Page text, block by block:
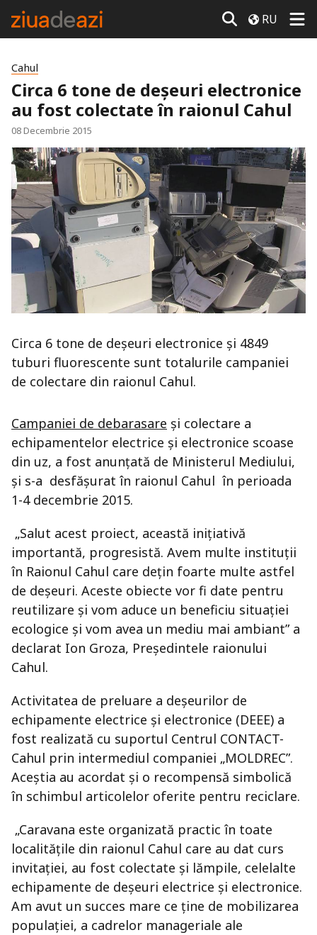
RU
Cahul
Circa 6 tone de deşeuri electronice
au fost colectate în raionul Cahul
08 Decembrie 2015
Circa 6 tone de deşeuri electronice și 4849
tuburi fluorescente sunt totalurile campaniei
de colectare din raionul Cahul.
Campaniei de debarasare și colectare a
echipamentelor electrice și electronice scoase
din uz, a fost anunţată de Ministerul Mediului,
şi s-a desfășurat în raionul Cahul în perioada
1-4 decembrie 2015.
„Salut acest proiect, această iniţiativă
importantă, progresistă. Avem multe instituții
în Raionul Cahul care deţin foarte multe astfel
de deşeuri. Aceste obiecte vor fi date pentru
reutilizare şi vom aduce un beneficiu situaţiei
ecologice şi vom avea un mediu mai ambiant” a
declarat Ion Groza, Preşedintele raionului
Cahul.
Activitatea de preluare a deșeurilor de
echipamente electrice și electronice (DEEE) a
fost realizată cu suportul Centrul CONTACT-
Cahul prin intermediul companiei „MOLDREC”.
Aceştia au acordat şi o recompensă simbolică
în schimbul articolelor oferite pentru reciclare.
„Caravana este organizată practic în toate
localităţile din raionul Cahul care au dat curs
invitaţiei, au fost colectate şi lămpile, celelalte
echipamente de deşeuri electrice şi electronice.
Am avut un succes mare ce ţine de mobilizarea
populației, a cadrelor manageriale ale